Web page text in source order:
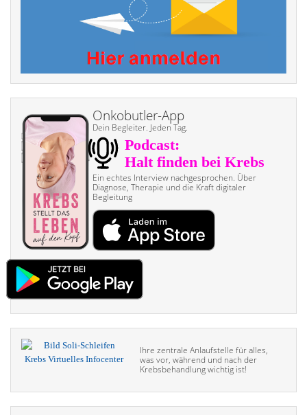
Onkobutler-App
Dein Begleiter. Jeden Tag.
Ein echtes Interview nach­gesprochen. Über
Diagnose, Therapie und die Kraft digitaler
Begleitung
Ihre zentrale Anlaufstelle für alles,
was vor, während und nach der
Krebsbehandlung wichtig ist!